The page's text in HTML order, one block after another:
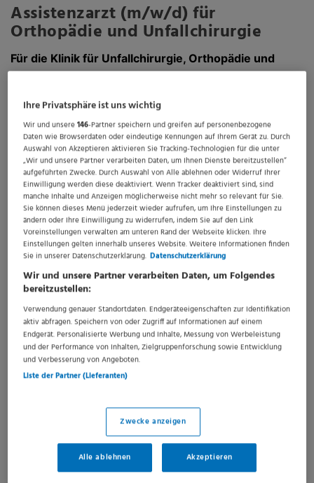
Assistenzarzt (m/w/d) für
Orthopädie und Unfallchirurgie
Für die Klinik für Unfallchirurgie, Orthopädie und
Celle - akademisches Lehrkrankenhaus der
zum nächstmöglichen Zeitpunkt einen Assistenzarzt
(m/w/d) für Orthopädie und Unfallchirurgie in Voll-
oder Teilzeit.
Die Klinik für Unfallchirurgie, Orthopädie und
Neurotraumatologie verfügt über 85 Betten und nimmt
als Überregionales Traumazentrum an der
Notfallversorgung des Stadt- und Landkreises Celle
aktiv teil. Sie wird im chefärztlichen Kollegialsystem
gemeinsam von einem Orthopäden und einem
Unfallchirurgen geleitet (Stellenplan 2-5-15). Es
werden jährlich über 14.500 operative Eingriffe aus
dem gesamten Spektrum der Unfallchirurgie und
Wirbelsäulenchirurgie sowie Handchirurgie
Ihre Privatsphäre ist uns wichtig
Wir und unsere146-Partner speichern und greifen auf personenbezogene
Daten wie Browserdaten oder eindeutige Kennungen auf Ihrem Gerät zu. Durch
Auswahl von Akzeptieren aktivieren Sie Tracking-Technologien für die unter
„Wir und unsere Partner verarbeiten Daten, um Ihnen Dienste bereitzustellen“
aufgeführten Zwecke. Durch Auswahl von Alle ablehnen oder Widerruf Ihrer
Einwilligung werden diese deaktiviert. Wenn Tracker deaktiviert sind, sind
manche Inhalte und Anzeigen möglicherweise nicht mehr so relevant für Sie.
Sie können dieses Menü jederzeit wieder aufrufen, um Ihre Einstellungen zu
ändern oder Ihre Einwilligung zu widerrufen, indem Sie auf den Link
Voreinstellungen verwalten am unteren Rand der Webseite klicken. Ihre
Einstellungen gelten innerhalb unseres Website. Weitere Informationen finden
Sie in unserer Datenschutzerklärung. Datenschutzerklärung
Wir und unsere Partner verarbeiten Daten, um Folgendes
bereitzustellen:
Verwendung genauer Standortdaten. Endgeräteeigenschaften zur Identifikation
aktiv abfragen. Speichern von oder Zugriff auf Informationen auf einem
Endgerät. Personalisierte Werbung und Inhalte, Messung von Werbeleistung
und der Performance von Inhalten, Zielgruppenforschung sowie Entwicklung
und Verbesserung von Angeboten.
Liste der Partner (Lieferanten)
Zwecke anzeigen
Alle ablehnen Akzeptieren